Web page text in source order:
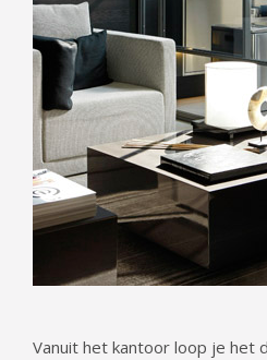
Vanuit het kantoor loop je het